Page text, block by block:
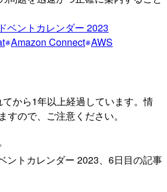
ベントカレンダー 2023
Amazon Connect AWS
から1年以上経過しています。情
ので、ご注意ください。
ントカレンダー 2023、6日目の記事